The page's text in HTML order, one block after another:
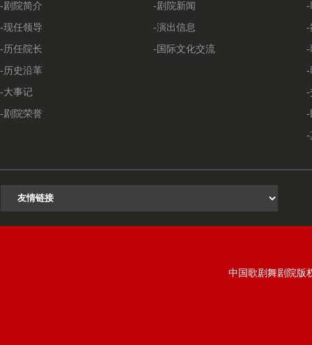
-剧院简介
-现任领导
-历任院长
-历史沿革
-大事记
-剧院荣誉
-剧院新闻
-演出信息
-国际文化交流
-
-
-
-
-
-
-
中国歌剧舞剧院版